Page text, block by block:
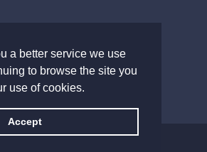
a better service we use
to browse the site you
use of cookies.
Accept
XING
RESERVED - HRLEAD.AT